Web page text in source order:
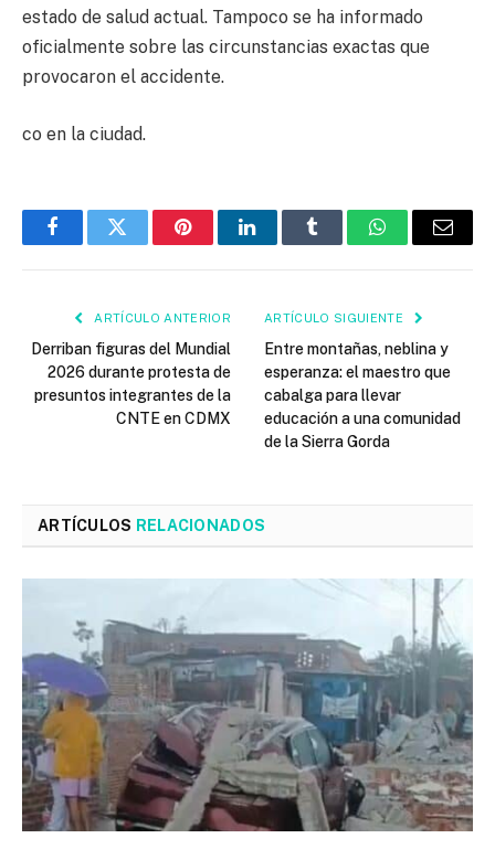
estado de salud actual. Tampoco se ha informado
oficialmente sobre las circunstancias exactas que
provocaron el accidente.
co en la ciudad.
FacebookTwitter PinterestLinkedInTumblr WhatsAppEmail
ARTÍCULO ANTERIOR
Derriban figuras del Mundial
2026 durante protesta de
presuntos integrantes de la
CNTE en CDMX
ARTÍCULO SIGUIENTE
Entre montañas, neblina y
esperanza: el maestro que
cabalga para llevar
educación a una comunidad
de la Sierra Gorda
ARTÍCULOS RELACIONADOS